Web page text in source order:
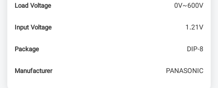
Load Voltage 0V~600V
Input Voltage 1.21V
Package DIP-8
Manufacturer PANASONIC